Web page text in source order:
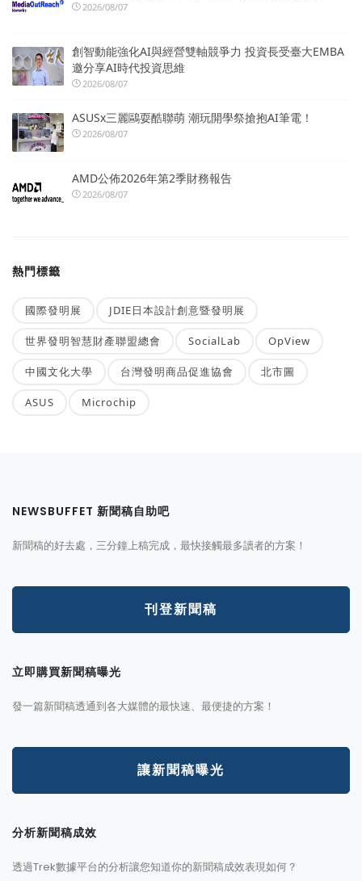
2026/08/07
創智動能強化AI與經營雙軸競爭力 投資長受臺大EMBA
邀分享AI時代投資思維
2026/08/07
ASUSx三麗鷗耍酷聯萌 潮玩開學祭搶抱AI筆電！
2026/08/07
AMD公佈2026年第2季財務報告
2026/08/07
熱門標籤
國際發明展 JDIE日本設計創意暨發明展
世界發明智慧財產聯盟總會 SocialLab OpView
中國文化大學 台灣發明商品促進協會 北市圖
ASUS Microchip
NEWSBUFFET 新聞稿自助吧
新聞稿的好去處，三分鐘上稿完成，最快接觸最多讀者的方案！
刊登新聞稿
立即購買新聞稿曝光
發一篇新聞稿透通到各大媒體的最快速、最便捷的方案！
讓新聞稿曝光
分析新聞稿成效
透過Trek數據平台的分析讓您知道你的新聞稿成效表現如何？